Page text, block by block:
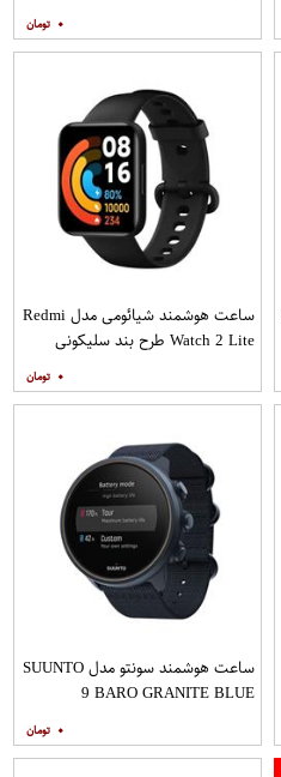
۰
ساعت هوشمند شیائومی مدل Redmi
Watch 2 Lite طرح بند سلیکونی
۰
ساعت هوشمند سونتو مدل SUUNTO
9 BARO GRANITE BLUE
۰